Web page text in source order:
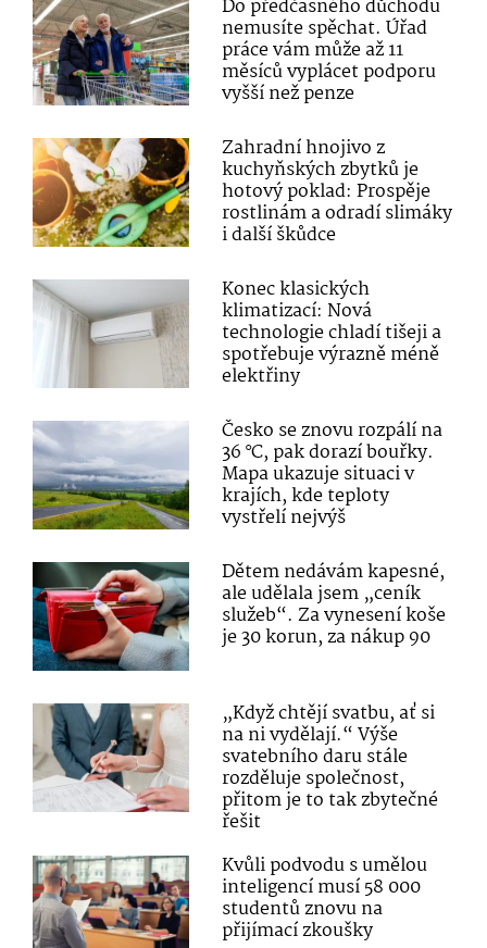
Do předčasného důchodu
nemusíte spěchat. Úřad
práce vám může až 11
měsíců vyplácet podporu
vyšší než penze
Zahradní hnojivo z
kuchyňských zbytků je
hotový poklad: Prospěje
rostlinám a odradí slimáky
i další škůdce
Konec klasických
klimatizací: Nová
technologie chladí tišeji a
spotřebuje výrazně méně
elektřiny
Česko se znovu rozpálí na
36 °C, pak dorazí bouřky.
Mapa ukazuje situaci v
krajích, kde teploty
vystřelí nejvýš
Dětem nedávám kapesné,
ale udělala jsem „ceník
služeb“. Za vynesení koše
je 30 korun, za nákup 90
„Když chtějí svatbu, ať si
na ni vydělají.“ Výše
svatebního daru stále
rozděluje společnost,
přitom je to tak zbytečné
řešit
Kvůli podvodu s umělou
inteligencí musí 58 000
studentů znovu na
přijímací zkoušky